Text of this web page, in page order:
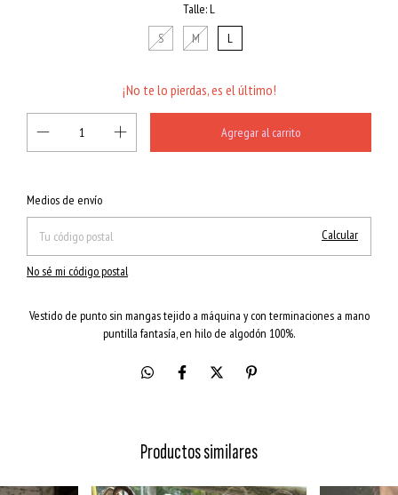
Talle:L
S
M L
¡No te lo pierdas, es el último!
Entregas para el CP:
Medios de envío
Calcular
No sé mi código postal
Vestido de punto sin mangas tejido a máquina y con terminaciones a mano
puntilla fantasía, en hilo de algodón 100%.
Productos similares